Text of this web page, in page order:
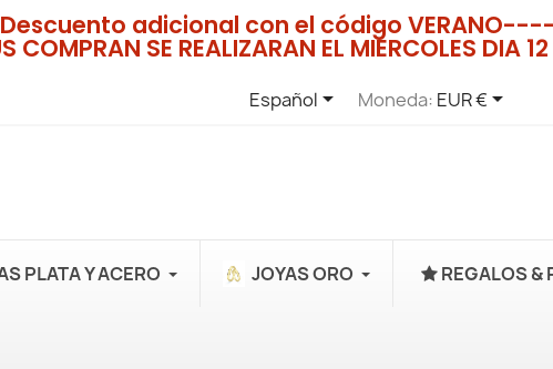
adicional con el código
SE REALIZARAN EL MIERCOLES
Español Moneda: EUR €
PLATA Y ACERO JOYAS ORO REGALOS &